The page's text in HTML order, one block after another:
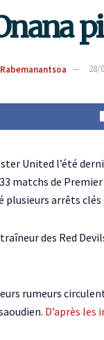
28/
United l’été
matchs de
plusieurs arrêts
des Red
rumeurs
D’après